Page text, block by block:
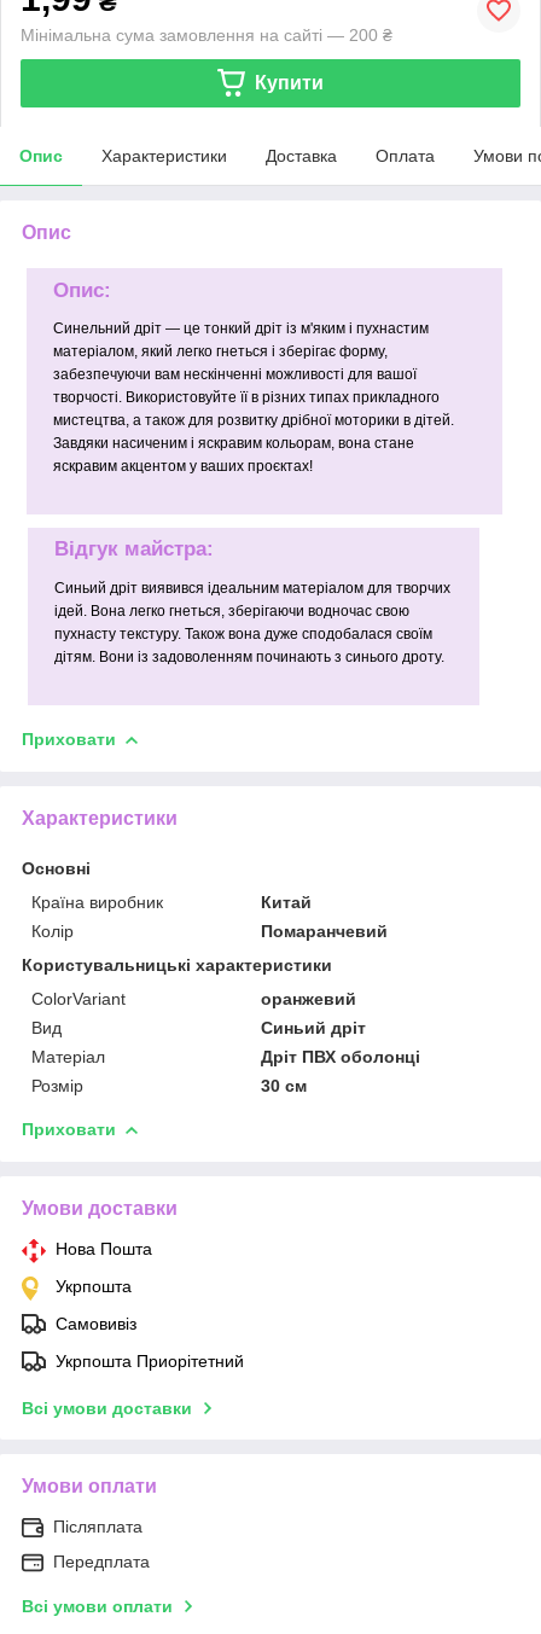
Мінімальна сума замовлення на сайті — 200 ₴
Купити
Опис Характеристики Доставка Оплата Умови
Опис
Опис:
Синельний дріт — це тонкий дріт із м'яким і пухнастим
матеріалом, який легко гнеться і зберігає форму,
забезпечуючи вам нескінченні можливості для вашої
творчості. Використовуйте її в різних типах прикладного
мистецтва, а також для розвитку дрібної моторики в дітей.
Завдяки насиченим і яскравим кольорам, вона стане
яскравим акцентом у ваших проєктах!
Відгук майстра:
Синьий дріт виявився ідеальним матеріалом для творчих
ідей. Вона легко гнеться, зберігаючи водночас свою
пухнасту текстуру. Також вона дуже сподобалася своїм
дітям. Вони із задоволенням починають з синього дроту.
Приховати
Характеристики
Основні
Країна виробник
Китай
Колір
Помаранчевий
Користувальницькі характеристики
ColorVariant
оранжевий
Вид
Синьий дріт
Матеріал
Дріт ПВХ оболонці
Розмір
30 см
Приховати
Умови доставки
Нова Пошта
Укрпошта
Самовивіз
Укрпошта Приорітетний
Всі умови доставки
Умови оплати
Післяплата
Передплата
Всі умови оплати